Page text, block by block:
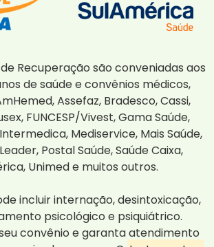
Recuperação são conveniadas aos
de saúde e convênios médicos,
Assefaz, Bradesco, Cassi,
FUNCESP/Vivest, Gama Saúde,
Mediservice, Mais Saúde,
Postal Saúde, Saúde Caixa,
Unimed e muitos outros.
incluir internação, desintoxicação,
psicológico e psiquiátrico.
convênio e garanta atendimento